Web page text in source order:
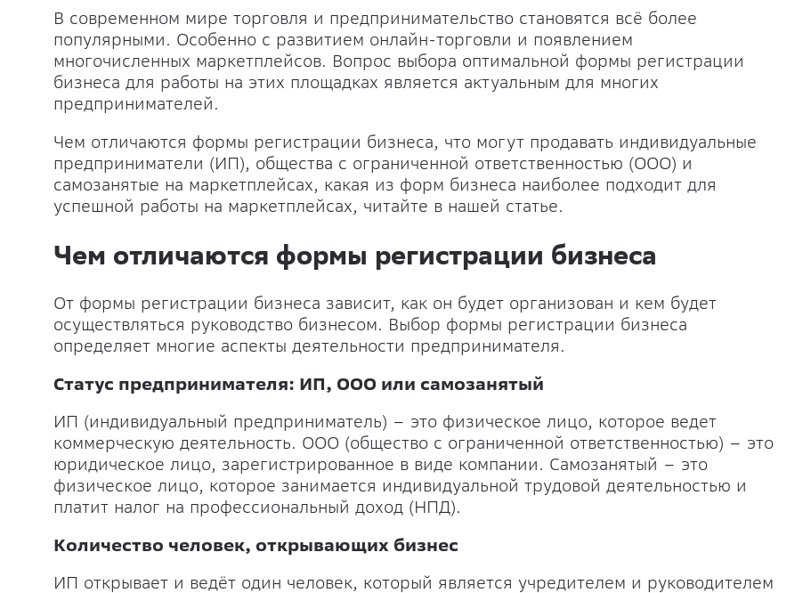
В современном мире торговля и предпринимательство становятся всё более
популярными. Особенно с развитием онлайн-торговли и появлением
многочисленных маркетплейсов. Вопрос выбора оптимальной формы регистрации
бизнеса для работы на этих площадках является актуальным для многих
предпринимателей.
Чем отличаются формы регистрации бизнеса, что могут продавать индивидуальные
предприниматели (ИП), общества с ограниченной ответственностью (ООО) и
самозанятые на маркетплейсах, какая из форм бизнеса наиболее подходит для
успешной работы на маркетплейсах, читайте в нашей статье.
Чем отличаются формы регистрации бизнеса
От формы регистрации бизнеса зависит, как он будет организован и кем будет
осуществляться руководство бизнесом. Выбор формы регистрации бизнеса
определяет многие аспекты деятельности предпринимателя.
Статус предпринимателя: ИП, ООО или самозанятый
ИП (индивидуальный предприниматель) – это физическое лицо, которое ведет
коммерческую деятельность. ООО (общество с ограниченной ответственностью) – это
юридическое лицо, зарегистрированное в виде компании. Самозанятый – это
физическое лицо, которое занимается индивидуальной трудовой деятельностью и
платит налог на профессиональный доход (НПД).
Количество человек, открывающих бизнес
ИП открывает и ведёт один человек, который является учредителем и руководителем